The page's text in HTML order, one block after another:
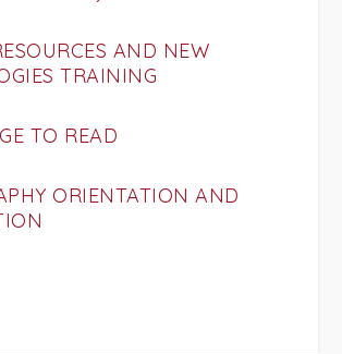
AND NEW
TRAINING
TO READ
ORIENTATION AND